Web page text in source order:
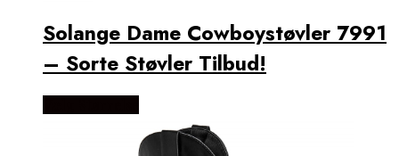
Solange Dame Cowboystøvler 7991
– Sorte Støvler Tilbud!